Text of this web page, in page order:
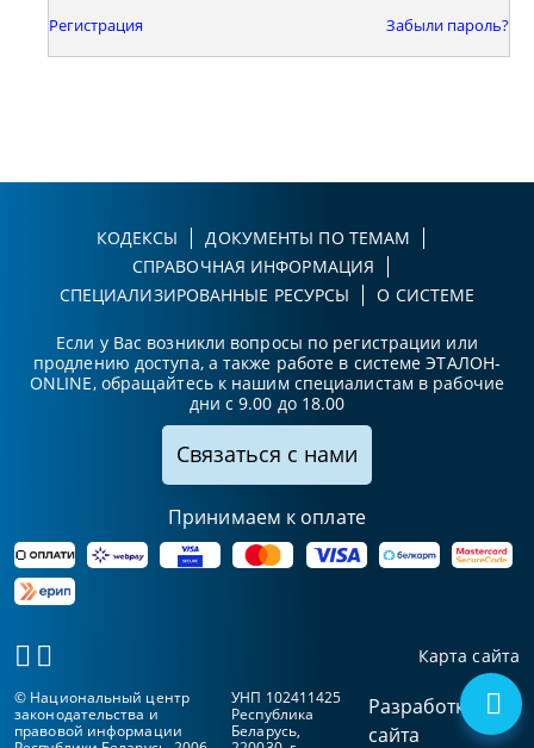
Регистрация Забыли пароль?
КОДЕКСЫ
ДОКУМЕНТЫ ПО ТЕМАМ
СПРАВОЧНАЯ ИНФОРМАЦИЯ
СПЕЦИАЛИЗИРОВАННЫЕ РЕСУРСЫ
О СИСТЕМЕ
Если у Вас возникли вопросы по регистрации или
продлению доступа, а также работе в системе ЭТАЛОН-
ONLINE, обращайтесь к нашим специалистам в рабочие
дни с 9.00 до 18.00
Связаться с нами
Принимаем к оплате
Карта сайта
© Национальный центр
законодательства и
правовой информации
УНП 102411425
Республика
Беларусь,
Разработка
сайта